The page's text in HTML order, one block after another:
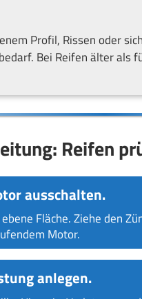
Profil, Rissen oder
Bei Reifen älter als
Reifen
ausschalten.
Fläche. Ziehe den
Motor.
anlegen.